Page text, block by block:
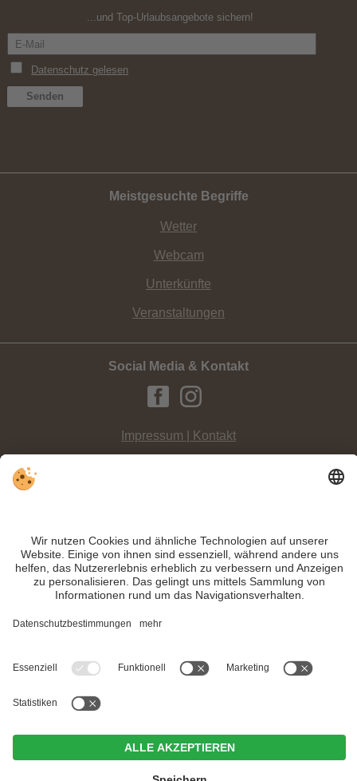
...und Top-Urlaubsangebote sichern!
Meistgesuchte Begriffe
Wetter
Webcam
Unterkünfte
Veranstaltungen
Social Media & Kontakt
Impressum | Kontakt
INFO: Ein echter Klassiker, den sich keinWanderurlauber im Südtiroler
auftreten. Wir übernehmen keine Gewähr für die Richtigkeit und Vollständigkeit
Informieren Sie sich sicherheitshalber nochmals beim Veranstalter vor Ort über